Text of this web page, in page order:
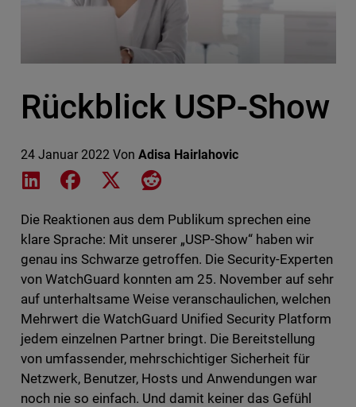
Rückblick USP-Show
24 Januar 2022 Von Adisa Hairlahovic
Share on LinkedIn
Share on Facebook
Share on XShare on Reddit
Die Reaktionen aus dem Publikum sprechen eine
klare Sprache: Mit unserer „USP-Show“ haben wir
genau ins Schwarze getroffen. Die Security-Experten
von WatchGuard konnten am 25. November auf sehr
auf unterhaltsame Weise veranschaulichen, welchen
Mehrwert die WatchGuard Unified Security Platform
jedem einzelnen Partner bringt. Die Bereitstellung
von umfassender, mehrschichtiger Sicherheit für
Netzwerk, Benutzer, Hosts und Anwendungen war
noch nie so einfach. Und damit keiner das Gefühl